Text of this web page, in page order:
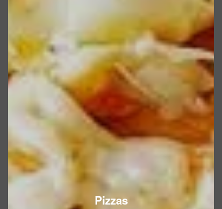
Pizzas